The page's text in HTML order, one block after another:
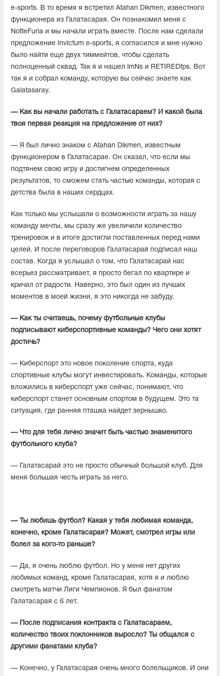
e-sports. В то время я встретил Atahan Dikmen, известного
функционера из Галатасарая. Он познакомил меня с
NotteFuria и мы начали играть вместе. После нам сделали
предложение Invictum e-sports, я согласился и мне нужно
было найти еще двух тиммейтов, чтобы сделать
полноценный сквад. Так я и нашел lmNs и RETIREDfps. Вот
так я и собрал команду, которую вы сейчас знаете как
Galatasaray.
— Как вы начали работать с Галатасараем? И какой была
твоя первая реакция на предложение от них?
— Я был лично знаком с Atahan Dikmen, известным
функционером в Галатасарае. Он сказал, что если мы
подтянем свою игру и достигнем определенных
результатов, то сможем стать частью команды, которая с
детства была в наших сердцах.
Как только мы услышали о возможности играть за нашу
команду мечты, мы сразу же увеличили количество
тренировок и в итоге достигли поставленных перед нами
целей. И после переговоров Галатасарай подписал наш
состав. Когда я услышал о том, что Галатасарай нас
всерьез рассматривает, я просто бегал по квартире и
кричал от радости. Наверно, это был один из лучших
моментов в моей жизни, я это никогда не забуду.
— Как ты считаешь, почему футбольные клубы
подписывают киберспортивные команды? Чего они хотят
достичь?
— Киберспорт это новое поколение спорта, куда
спортивные клубы могут инвестировать. Команды, которые
вложились в киберспорт уже сейчас, понимают, что
киберспорт станет основным спортом в будущем. Это та
ситуация, где ранняя пташка найдет зернышко.
— Что для тебя лично значит быть частью знаменитого
футбольного клуба?
— Галатасарай это не просто обычный большой клуб. Для
меня большая честь играть за него.
— Ты любишь футбол? Какая у тебя любимая команда,
конечно, кроме Галатасарая? Может, смотрел игры или
болел за кого-то раньше?
— Да, я очень люблю футбол. Но у меня нет других
любимых команд, кроме Галатасарая, хотя я и люблю
смотреть матчи Лиги Чемпионов. Я был фанатом
Галатасарая с 6 лет.
— После подписания контракта с Галатасараем,
количество твоих поклонников выросло? Ты общался с
другими фанатами клуба?
— Конечно, у Галатасарая очень много болельщиков. И они